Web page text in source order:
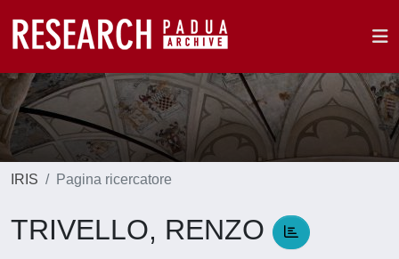
IRIS Pagina ricercatore
TRIVELLO, RENZO